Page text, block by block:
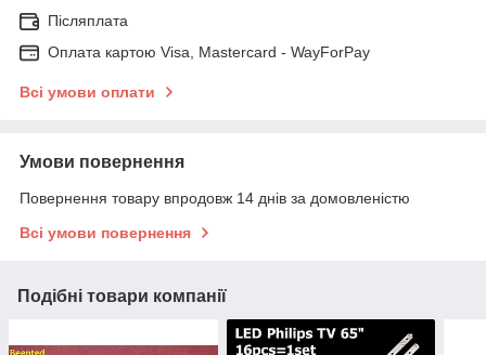
Післяплата
Оплата картою Visa, Mastercard - WayForPay
Всі умови оплати
Умови повернення
Повернення товару впродовж 14 днів за домовленістю
Всі умови повернення
Подібні товари компанії